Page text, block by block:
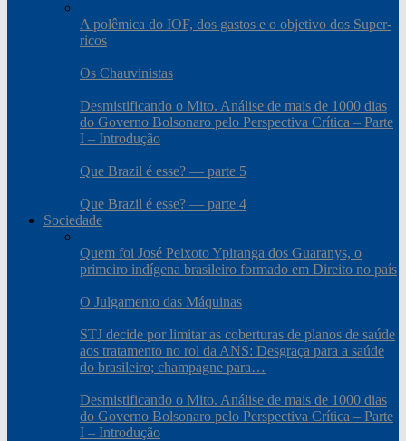
A polêmica do IOF, dos gastos e o objetivo dos Super-
ricos
Os Chauvinistas
Desmistificando o Mito. Análise de mais de 1000 dias
do Governo Bolsonaro pelo Perspectiva Crítica – Parte
I – Introdução
Que Brazil é esse? — parte 5
Que Brazil é esse? — parte 4
Sociedade
Quem foi José Peixoto Ypiranga dos Guaranys, o
primeiro indígena brasileiro formado em Direito no país
O Julgamento das Máquinas
STJ decide por limitar as coberturas de planos de saúde
aos tratamento no rol da ANS: Desgraça para a saúde
do brasileiro; champagne para…
Desmistificando o Mito. Análise de mais de 1000 dias
do Governo Bolsonaro pelo Perspectiva Crítica – Parte
I – Introdução